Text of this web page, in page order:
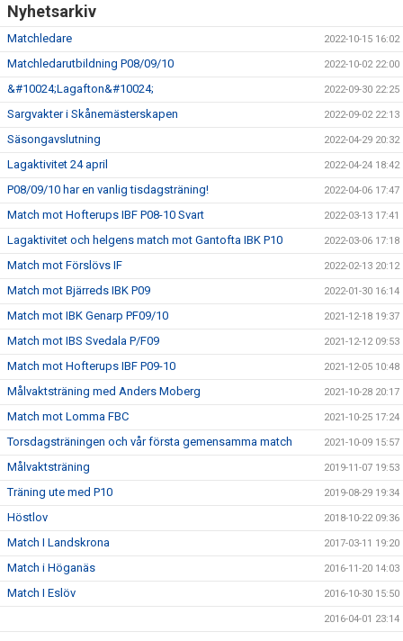
Nyhetsarkiv
Matchledare 2022-10-15 16:02
Matchledarutbildning P08/09/10 2022-10-02 22:00
&#10024;Lagafton&#10024; 2022-09-30 22:25
Sargvakter i Skånemästerskapen 2022-09-02 22:13
Säsongavslutning 2022-04-29 20:32
Lagaktivitet 24 april 2022-04-24 18:42
P08/09/10 har en vanlig tisdagsträning! 2022-04-06 17:47
Match mot Hofterups IBF P08-10 Svart 2022-03-13 17:41
Lagaktivitet och helgens match mot Gantofta IBK P10 2022-03-06 17:18
Match mot Förslövs IF 2022-02-13 20:12
Match mot Bjärreds IBK P09 2022-01-30 16:14
Match mot IBK Genarp PF09/10 2021-12-18 19:37
Match mot IBS Svedala P/F09 2021-12-12 09:53
Match mot Hofterups IBF P09-10 2021-12-05 10:48
Målvaktsträning med Anders Moberg 2021-10-28 20:17
Match mot Lomma FBC 2021-10-25 17:24
Torsdagsträningen och vår första gemensamma match 2021-10-09 15:57
Målvaktsträning 2019-11-07 19:53
Träning ute med P10 2019-08-29 19:34
Höstlov 2018-10-22 09:36
Match I Landskrona 2017-03-11 19:20
Match i Höganäs 2016-11-20 14:03
Match I Eslöv 2016-10-30 15:50
2016-04-01 23:14